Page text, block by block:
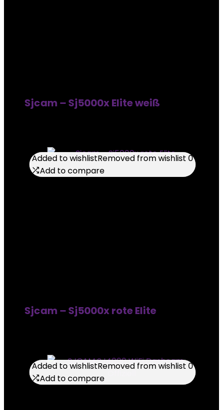
Sjcam – Sj5000x Elite weiß
Added to wishlistRemoved from wishlist 0
Add to compare
Sjcam – Sj5000x rote Elite
Added to wishlistRemoved from wishlist 0
Add to compare
Added to wishlistRemoved from wishlist 0
Add to compare
Added to wishlistRemoved from wishlist 0
Add to compare